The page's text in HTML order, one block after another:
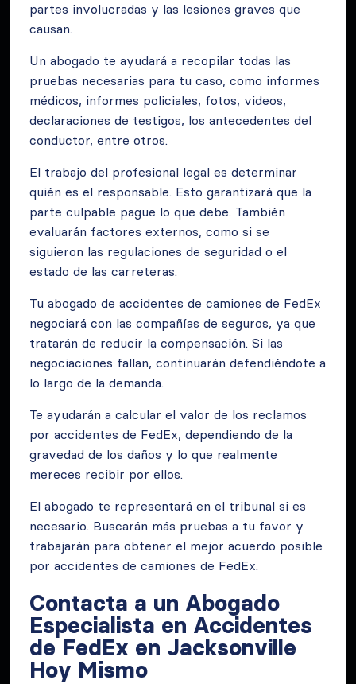
partes involucradas y las lesiones graves que
causan.
Un abogado te ayudará a recopilar todas las
pruebas necesarias para tu caso, como informes
médicos, informes policiales, fotos, videos,
declaraciones de testigos, los antecedentes del
conductor, entre otros.
El trabajo del profesional legal es determinar
quién es el responsable. Esto garantizará que la
parte culpable pague lo que debe. También
evaluarán factores externos, como si se
siguieron las regulaciones de seguridad o el
estado de las carreteras.
Tu abogado de accidentes de camiones de FedEx
negociará con las compañías de seguros, ya que
tratarán de reducir la compensación. Si las
negociaciones fallan, continuarán defendiéndote a
lo largo de la demanda.
Te ayudarán a calcular el valor de los reclamos
por accidentes de FedEx, dependiendo de la
gravedad de los daños y lo que realmente
mereces recibir por ellos.
El abogado te representará en el tribunal si es
necesario. Buscarán más pruebas a tu favor y
trabajarán para obtener el mejor acuerdo posible
por accidentes de camiones de FedEx.
Contacta a un Abogado
Especialista en Accidentes
de FedEx en Jacksonville
Hoy Mismo